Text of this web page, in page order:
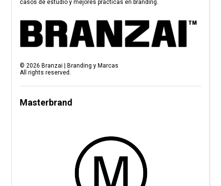
casos de estudio y mejores prácticas en branding.
© 2026 Branzai | Branding y Marcas
All rights reserved.
Masterbrand